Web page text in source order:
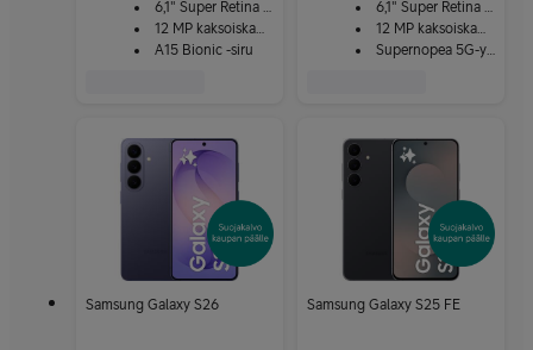
6,1" Super Retina XDR
12 MP kaksoiskamera
A15 Bionic -siru
6,1" Super Retina XDR
12 MP kaksoiskamera
Supernopea 5G-yhteys
Samsung Galaxy S26 Samsung Galaxy S25 FE